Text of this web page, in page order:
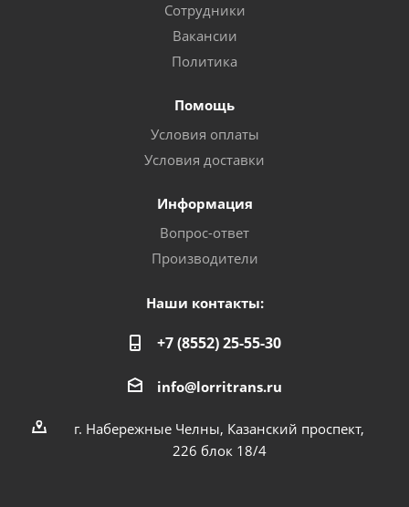
Сотрудники
Вакансии
Политика
Помощь
Условия оплаты
Условия доставки
Информация
Вопрос-ответ
Производители
Наши контакты:
+7 (8552) 25-55-30
info@lorritrans.ru
г. Набережные Челны, Казанский проспект,
226 блок 18/4